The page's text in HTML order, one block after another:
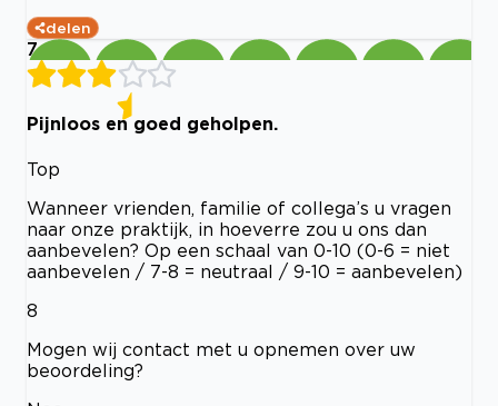
delen
7
Pijnloos en goed geholpen.
Top
Wanneer vrienden, familie of collega’s u vragen
naar onze praktijk, in hoeverre zou u ons dan
aanbevelen? Op een schaal van 0-10 (0-6 = niet
aanbevelen / 7-8 = neutraal / 9-10 = aanbevelen)
8
Mogen wij contact met u opnemen over uw
beoordeling?